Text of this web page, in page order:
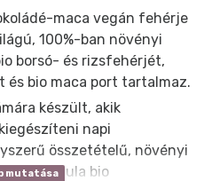
maca vegán fehérje
100%-ban növényi
borsó- és rizsfehérjét,
és bio maca port tartalmaz.
készült, akik
napi
összetételű, növényi
A formula bio